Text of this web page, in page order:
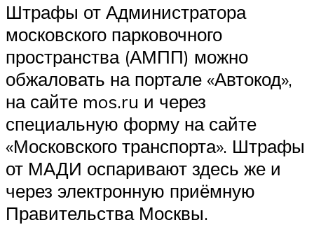
Штрафы от Админи­стратора
московского парковочного
пространства (АМПП) можно
обжаловать на портале «Автокод»,
на сайте mos.ru и через
специальную форму на сайте
«Московского транспорта». Штрафы
от МАДИ оспаривают здесь же и
через электронную приёмную
Правительства Москвы.